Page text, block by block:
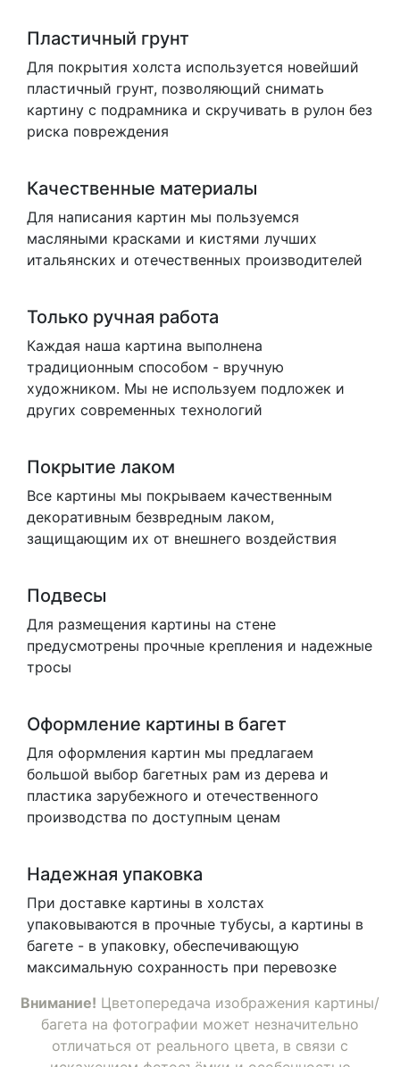
Пластичный грунт
Для покрытия холста используется новейший
пластичный грунт, позволяющий снимать
картину с подрамника и скручивать в рулон без
риска повреждения
Качественные материалы
Для написания картин мы пользуемся
масляными красками и кистями лучших
итальянских и отечественных производителей
Только ручная работа
Каждая наша картина выполнена
традиционным способом - вручную
художником. Мы не используем подложек и
других современных технологий
Покрытие лаком
Все картины мы покрываем качественным
декоративным безвредным лаком,
защищающим их от внешнего воздействия
Подвесы
Для размещения картины на стене
предусмотрены прочные крепления и надежные
тросы
Оформление картины в багет
Для оформления картин мы предлагаем
большой выбор багетных рам из дерева и
пластика зарубежного и отечественного
производства по доступным ценам
Надежная упаковка
При доставке картины в холстах
упаковываются в прочные тубусы, а картины в
багете - в упаковку, обеспечивающую
максимальную сохранность при перевозке
Внимание! Цветопередача изображения картины/
багета на фотографии может незначительно
отличаться от реального цвета, в связи с